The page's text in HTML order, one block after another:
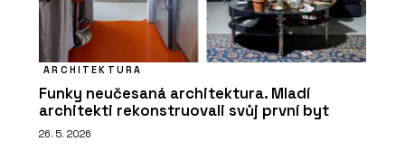
ARCHITEKTURA
Funky neučesaná architektura. Mladí
architekti rekonstruovali svůj první byt
26. 5. 2026